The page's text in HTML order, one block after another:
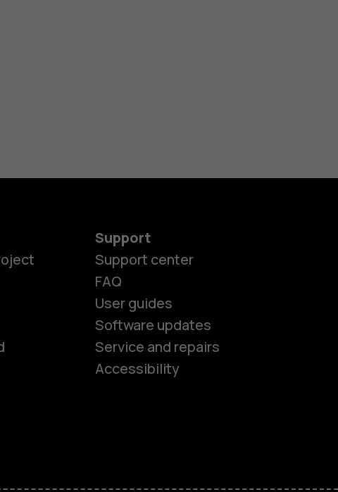
Support
Support center
FAQ
User guides
Software updates
Service and repairs
Accessibility